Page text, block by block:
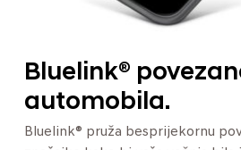
Bluelink®
automobila.
Bluelink® pruža besprijekornu